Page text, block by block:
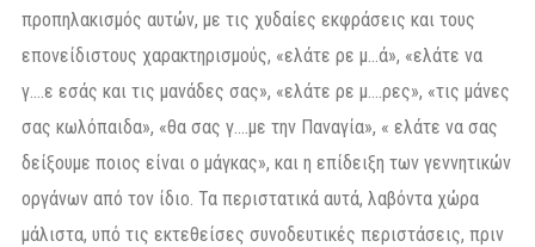
προπηλακισμός αυτών, με τις χυδαίες εκφράσεις και τους
επονείδιστους χαρακτηρισμούς, «ελάτε ρε μ…ά», «ελάτε να
γ….ε εσάς και τις μανάδες σας», «ελάτε ρε μ….ρες», «τις μάνες
σας κωλόπαιδα», «θα σας γ….με την Παναγία», « ελάτε να σας
δείξουμε ποιος είναι ο μάγκας», και η επίδειξη των γεννητικών
οργάνων από τον ίδιο. Τα περιστατικά αυτά, λαβόντα χώρα
μάλιστα, υπό τις εκτεθείσες συνοδευτικές περιστάσεις, πριν